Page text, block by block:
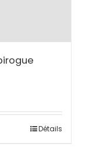
Détails